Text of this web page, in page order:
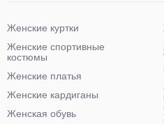
Женские куртки
Женские спортивные
костюмы
Женские платья
Женские кардиганы
Женская обувь